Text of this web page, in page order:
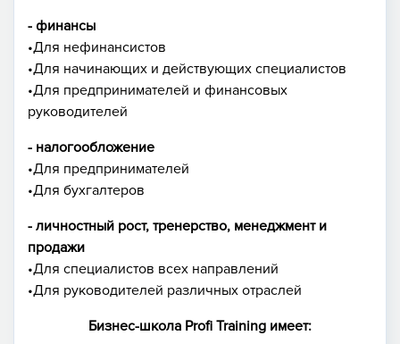
- финансы
•Для нефинансистов
•Для начинающих и действующих специалистов
•Для предпринимателей и финансовых
руководителей
- налогообложение
•Для предпринимателей
•Для бухгалтеров
- личностный рост, тренерство, менеджмент и
продажи
•Для специалистов всех направлений
•Для руководителей различных отраслей
Бизнес-школа Profi Training имеет: